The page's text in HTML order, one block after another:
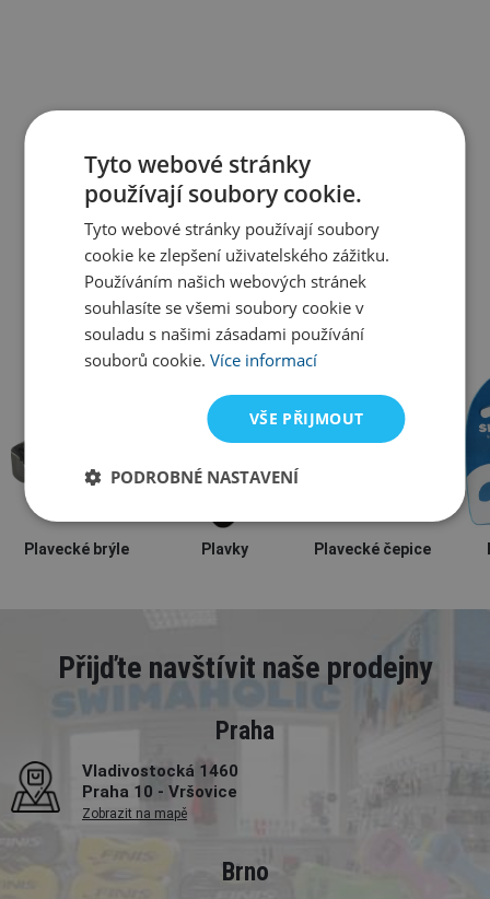
Všechny kategorie
Plavecké brýle Plavky Plavecké čepice
Přijďte navštívit naše prodejny
Praha
Vladivostocká 1460
Praha 10 - Vršovice
Zobrazit na mapě
Brno
Tyto webové stránky
používají soubory cookie.
Tyto webové stránky používají soubory
cookie ke zlepšení uživatelského zážitku.
Používáním našich webových stránek
souhlasíte se všemi soubory cookie v
souladu s našimi zásadami používání
souborů cookie.Více informací
VŠE PŘIJMOUT
PODROBNÉ NASTAVENÍ